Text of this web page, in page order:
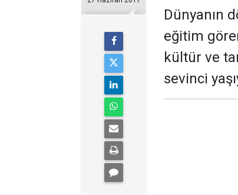
Dünyanın
eğitim
kültür ve
sevinci